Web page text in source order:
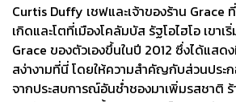
Curtis Duffy เชฟและเจ้าของร้าน Grace
เกิดและโตที่เมืองโคลัมบัส รัฐโอไฮโอ เขาเ
Grace ของตัวเองขึ้นในปี 2012 ซึ่งได้แสด
สง่างามที่นี่ โดยให้ความสำคัญกับส่วนประก
จากประสบการณ์อันช่ำชองมาเพิ่มรสชาติ ร้